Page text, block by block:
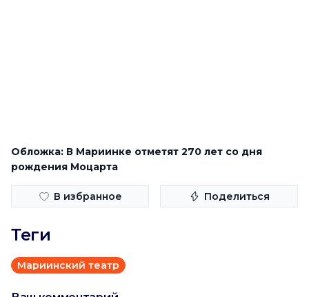
Обложка: В Мариинке отметят 270 лет со дня
рождения Моцарта
В избранное Поделиться
Теги
Мариинский театр